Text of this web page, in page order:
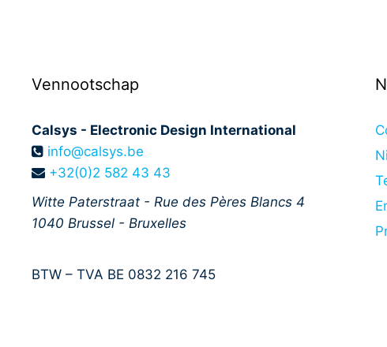
Vennootschap
Calsys - Electronic Design International
info@calsys.be
+32(0)2 582 43 43
Witte Paterstraat - Rue des Pères Blancs 4
1040 Brussel - Bruxelles
BTW – TVA BE 0832 216 745